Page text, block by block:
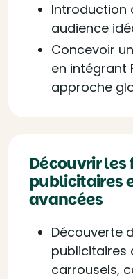
Introduction
audience
Concevoir
en intégrant
approche
Découvrir
publicitaires
avancées
Découverte
publicitaires
carrousels,